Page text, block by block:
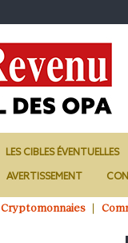
LES CIBLES ÉVENTUELLES
AVERTISSEMENT
Cryptomonnaies